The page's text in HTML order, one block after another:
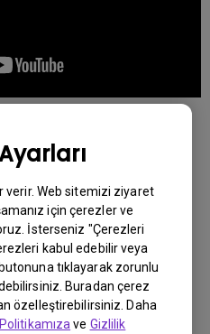
verir. Web sitemizi ziyaret
için çerezler ve
İsterseniz "Çerezleri
kabul edebilir veya
tıklayarak zorunlu
Buradan çerez
özelleştirebilirsiniz. Daha
ve Gizlilik